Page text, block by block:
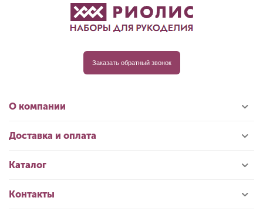
Заказать обратный звонок
О компании
Доставка и оплата
Каталог
Контакты